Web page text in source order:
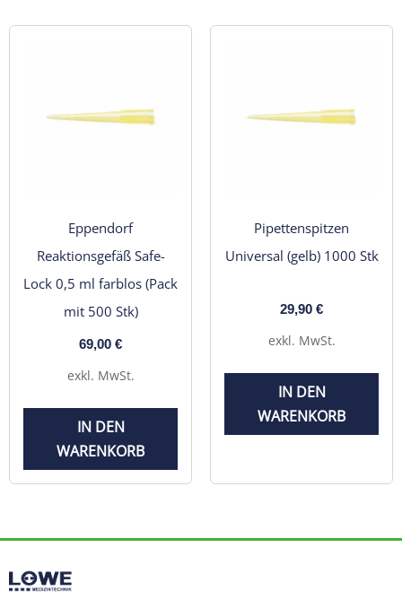
Eppendorf
Reaktionsgefäß Safe-
Lock 0,5 ml farblos (Pack
mit 500 Stk)
69,00 €
exkl. MwSt.
IN DEN
WARENKORB
Pipettenspitzen
Universal (gelb) 1000 Stk
29,90 €
exkl. MwSt.
IN DEN
WARENKORB